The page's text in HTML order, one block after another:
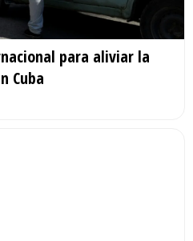
para aliviar la
Cuba